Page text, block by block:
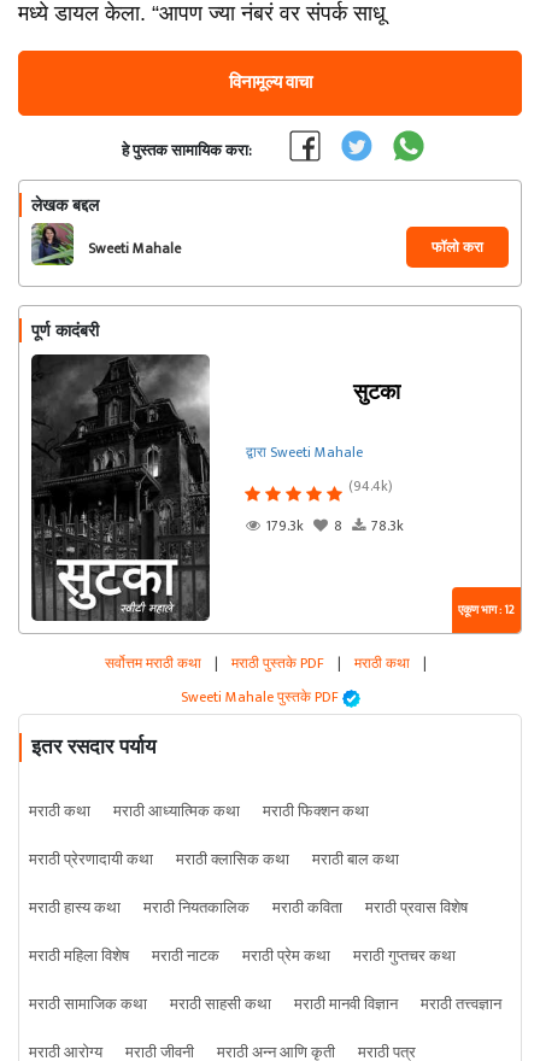
मध्ये डायल केला. “आपण ज्या नंबरं वर संपर्क साधू
विनामूल्य वाचा
हे पुस्तक सामायिक करा:
लेखक बद्दल
Sweeti Mahale फॉलो करा
पूर्ण कादंबरी
सुटका
द्वारा Sweeti Mahale
(94.4k)
179.3k
8 78.3k
एकूण भाग : 12
सर्वोत्तम मराठी कथा | मराठी पुस्तके PDF | मराठी कथा |
Sweeti Mahale पुस्तके PDF
इतर रसदार पर्याय
मराठी कथा मराठी आध्यात्मिक कथा
मराठी फिक्शन कथा
मराठी प्रेरणादायी कथा
मराठी क्लासिक कथा
मराठी बाल कथा
मराठी हास्य कथा
मराठी नियतकालिक मराठी कविता
मराठी प्रवास विशेष
मराठी महिला विशेष
मराठी नाटक मराठी प्रेम कथा
मराठी गुप्तचर कथा
मराठी सामाजिक कथा
मराठी साहसी कथा मराठी मानवी विज्ञान
मराठी तत्त्वज्ञान
मराठी आरोग्य
मराठी जीवनी मराठी अन्न आणि कृती मराठी पत्र